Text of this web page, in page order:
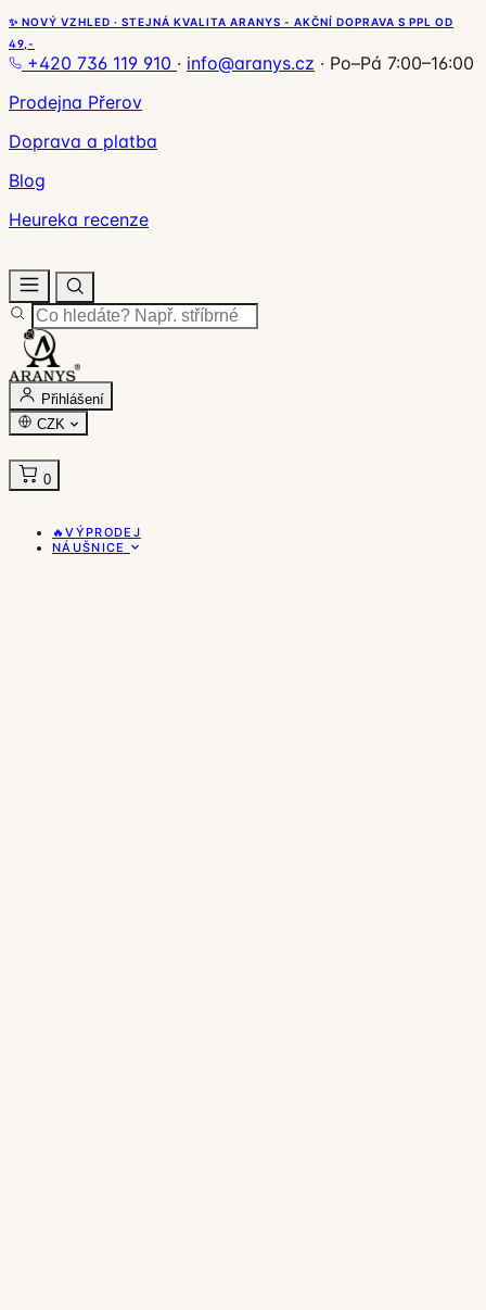
✨ NOVÝ VZHLED · STEJNÁ KVALITA ARANYS - AKČNÍ DOPRAVA S PPL OD
49,-
+420 736 119 910 · info@aranys.cz · Po–Pá 7:00–16:00
Prodejna Přerov
Doprava a platba
Blog
Heureka recenze
Přihlášení
CZK
0
🔥VÝPRODEJ
NÁUŠNICE